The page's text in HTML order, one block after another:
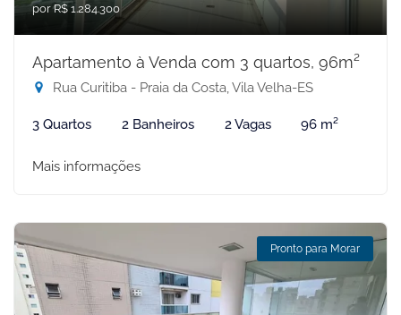
por R$ 1.284.300
Apartamento à Venda com 3 quartos, 96m²
Rua Curitiba - Praia da Costa, Vila Velha-ES
3 Quartos 2 Banheiros 2 Vagas 96 m²
Mais informações
Pronto para Morar